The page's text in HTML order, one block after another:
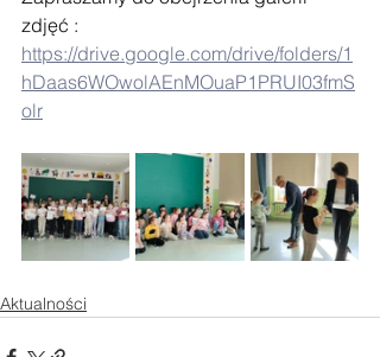
zdjęć :
https://drive.google.com/drive/folders/1
hDaas6WOwolAEnMOuaP1PRUI03fmS
olr
Aktualności